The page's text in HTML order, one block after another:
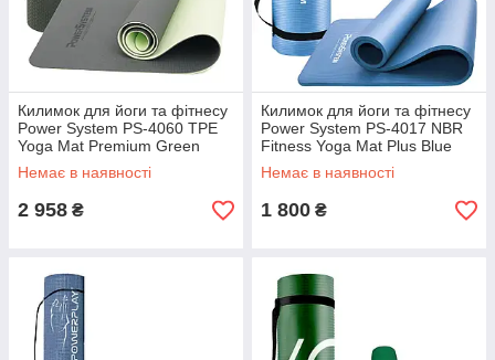
Килимок для йоги та фітнесу
Power System PS-4060 TPE
Yoga Mat Premium Green
(183х61х0.6)
Немає в наявності
2 958 ₴
Килимок для йоги та фітнесу
Power System PS-4017 NBR
Fitness Yoga Mat Plus Blue
(180х61х1)
Немає в наявності
1 800 ₴